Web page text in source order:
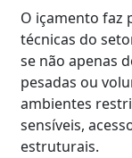
O içamento faz
técnicas do
se não apenas
pesadas ou
ambientes
sensíveis,
estruturais.